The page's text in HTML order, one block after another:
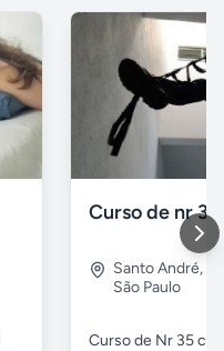
Curso de nr 35
Santo André,
São Paulo
Curso de Nr 35